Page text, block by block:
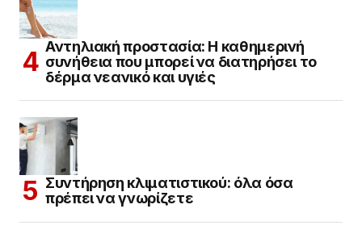
Αντηλιακή προστασία: Η καθημερινή
συνήθεια που μπορεί να διατηρήσει το
δέρμα νεανικό και υγιές
Συντήρηση κλιματιστικού: όλα όσα
πρέπει να γνωρίζετε